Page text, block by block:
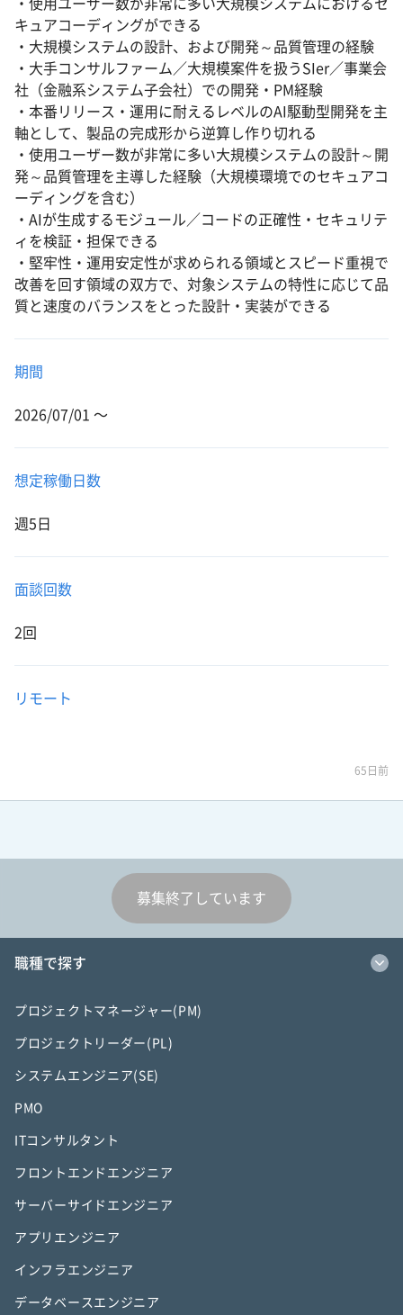
・使用ユーザー数が非常に多い大規模システムにおけるセ
キュアコーディングができる
・大規模システムの設計、および開発～品質管理の経験
・大手コンサルファーム／大規模案件を扱うSIer／事業会
社（金融系システム子会社）での開発・PM経験
・本番リリース・運用に耐えるレベルのAI駆動型開発を主
軸として、製品の完成形から逆算し作り切れる
・使用ユーザー数が非常に多い大規模システムの設計～開
発～品質管理を主導した経験（大規模環境でのセキュアコ
ーディングを含む）
・AIが生成するモジュール／コードの正確性・セキュリテ
ィを検証・担保できる
・堅牢性・運用安定性が求められる領域とスピード重視で
改善を回す領域の双方で、対象システムの特性に応じて品
質と速度のバランスをとった設計・実装ができる
期間
2026/07/01 〜
想定稼働日数
週5日
面談回数
2回
リモート
65日前
募集終了しています
職種で探す
プロジェクトマネージャー(PM)
プロジェクトリーダー(PL)
システムエンジニア(SE)
PMO
ITコンサルタント
フロントエンドエンジニア
サーバーサイドエンジニア
アプリエンジニア
インフラエンジニア
データベースエンジニア